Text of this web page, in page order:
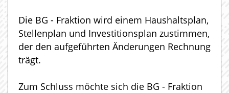
Die BG - Fraktion wird einem Haushaltsplan,
Stellenplan und Investitionsplan zustimmen,
der den aufgeführten Änderungen Rechnung
trägt.
Zum Schluss möchte sich die BG - Fraktion